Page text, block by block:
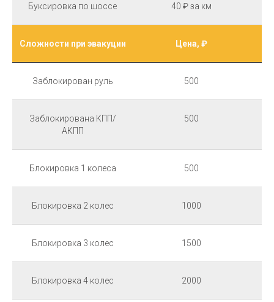
Буксировка по шоссе 40 ₽ за км
Сложности при эвакуции Цена, ₽
Заблокирован руль 500
Заблокирована КПП/
АКПП
500
Блокировка 1 колеса 500
Блокировка 2 колес 1000
Блокировка 3 колес 1500
Блокировка 4 колес 2000